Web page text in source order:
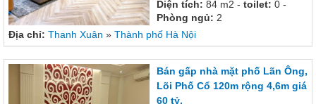
Diện tích: 84 m2 - toilet: 0 -
Phòng ngủ: 2
Địa chỉ: Thanh Xuân » Thành phố Hà Nội
Bán gấp nhà mặt phố Lãn Ông,
Lõi Phố Cổ 120m rộng 4,6m giá
60 tỷ.